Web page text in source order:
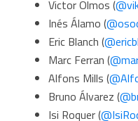
Victor Olmos (
Inés Álamo (
Eric Blanch (
Marc Ferran (
Alfons Mills (
Bruno Álvarez (
Isi Roquer (